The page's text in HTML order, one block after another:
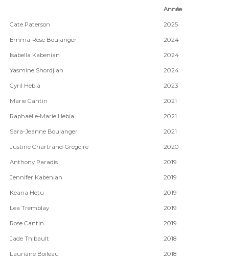
Année
Cate Paterson 2025
Emma-Rose Boulanger 2024
Isabella Kabenian 2024
Yasmine Shordjian 2024
Cyril Hebia 2023
Marie Cantin 2021
Raphaëlle-Marie Hebia 2021
Sara-Jeanne Boulanger 2021
Justine Chartrand-Grégoire 2020
Anthony Paradis 2019
Jennifer Kabenian 2019
Keana Hetu 2019
Lea Tremblay 2019
Rose Cantin 2019
Jade Thibault 2018
Lauriane Boileau 2018